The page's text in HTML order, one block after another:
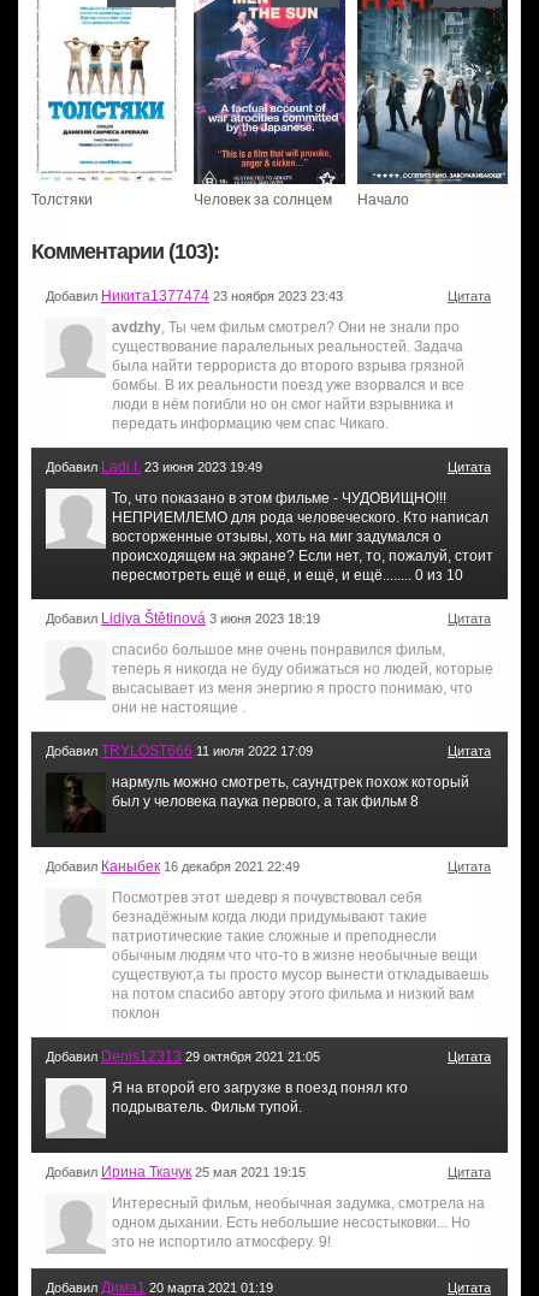
Толстяки Человек за солнцем Начало
Комментарии (103):
Добавил Никита1377474 23 ноября 2023 23:43 Цитата
avdzhy, Ты чем фильм смотрел? Они не знали про
существование паралельных реальностей. Задача
была найти террориста до второго взрыва грязной
бомбы. В их реальности поезд уже взорвался и все
люди в нём погибли но он смог найти взрывника и
передать информацию чем спас Чикаго.
Добавил Ladi I. 23 июня 2023 19:49 Цитата
То, что показано в этом фильме - ЧУДОВИЩНО!!!
НЕПРИЕМЛЕМО для рода человеческого. Кто написал
восторженные отзывы, хоть на миг задумался о
происходящем на экране? Если нет, то, пожалуй, стоит
пересмотреть ещё и ещё, и ещё, и ещё........ 0 из 10
Добавил Lidiya Štětinová 3 июня 2023 18:19 Цитата
спасибо большое мне очень понравился фильм,
теперь я никогда не буду обижаться но людей, которые
высасывает из меня энергию я просто понимаю, что
они не настоящие .
Добавил TRYLOST666 11 июля 2022 17:09 Цитата
нармуль можно смотреть, саундтрек похож который
был у человека паука первого, а так фильм 8
Добавил Каныбек 16 декабря 2021 22:49 Цитата
Посмотрев этот шедевр я почувствовал себя
безнадёжным когда люди придумывают такие
патриотические такие сложные и преподнесли
обычным людям что что-то в жизне необычные вещи
существуют,а ты просто мусор вынести откладываешь
на потом спасибо автору этого фильма и низкий вам
поклон
Добавил Denis12313 29 октября 2021 21:05 Цитата
Я на второй его загрузке в поезд понял кто
подрыватель. Фильм тупой.
Добавил Ирина Ткачук 25 мая 2021 19:15 Цитата
Интересный фильм, необычная задумка, смотрела на
одном дыхании. Есть небольшие несостыковки... Но
это не испортило атмосферу. 9!
Добавил Дима1 20 марта 2021 01:19 Цитата